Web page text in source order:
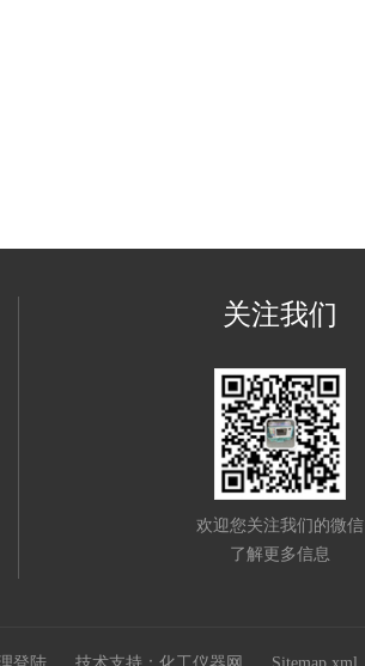
关注我们
欢迎您关注我们的微信
了解更多信息